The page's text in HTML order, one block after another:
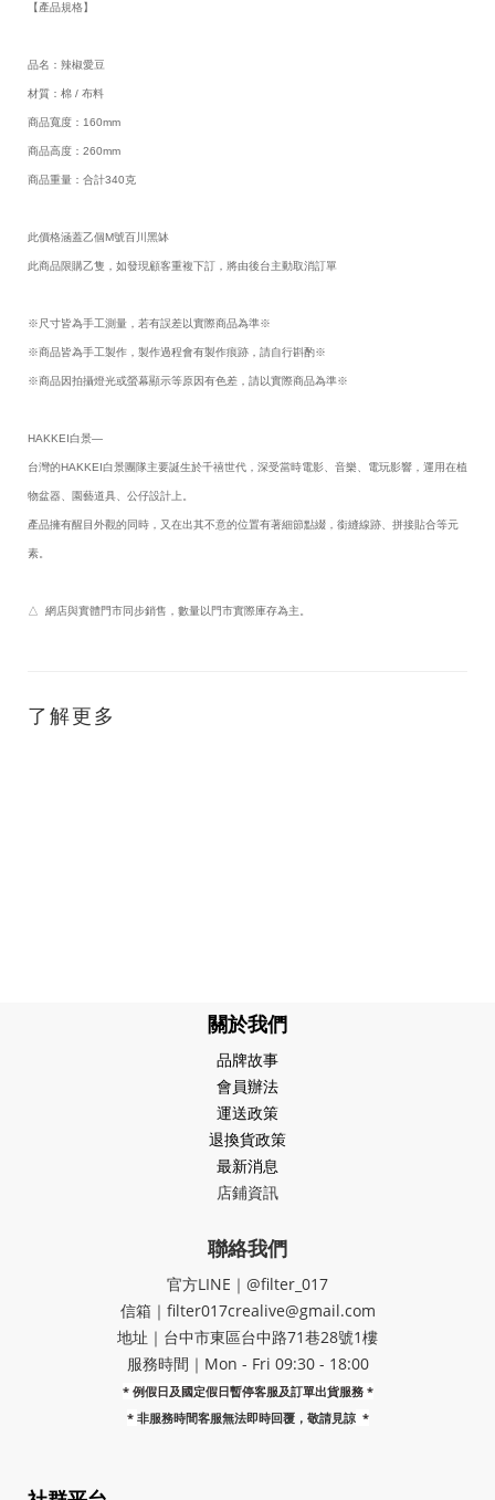
【產品規格】
品名：辣椒愛豆
材質：棉 / 布料
商品寬度：160mm
商品高度：260mm
商品重量：合計340克
此價格涵蓋乙個M號百川黑缽
此商品限購乙隻，如發現顧客重複下訂，將由後台主動取消訂單
※尺寸皆為手工測量，若有誤差以實際商品為準※
※商品皆為手工製作，製作過程會有製作痕跡，請自行斟酌※
※商品因拍攝燈光或螢幕顯示等原因有色差，請以實際商品為準※
HAKKEI白景—
台灣的HAKKEI白景團隊主要誕生於千禧世代，深受當時電影、音樂、電玩影響，運用在植
物盆器、園藝道具、公仔設計上。
產品擁有醒目外觀的同時，又在出其不意的位置有著細節點綴，銜縫線跡、拼接貼合等元
素。
△ 網店與實體門市同步銷售，數量以門市實際庫存為主。
了解更多
關於我們
品牌故事
會員辦法
運送政策
退換貨政策
最新消息
店鋪資訊
聯絡我們
官方LINE｜@filter_017
信箱｜filter017crealive@gmail.com
地址｜​台中市東區台中路71巷28號1樓
服務時間｜Mon - Fri 09:30 - 18:00
* 例假日及國定假日暫停客服及訂單出貨服務 *
* 非服務時間客服無法即時回覆，敬請見諒 *